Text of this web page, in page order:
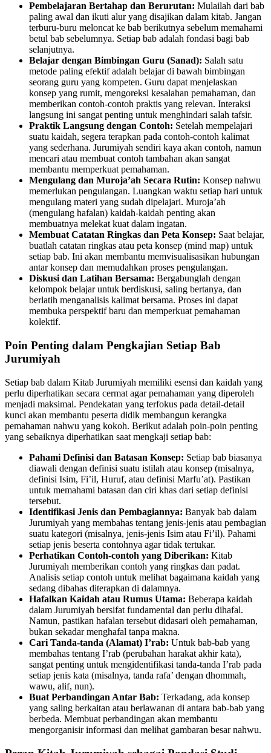
Pembelajaran Bertahap dan Berurutan: Mulailah dari bab
paling awal dan ikuti alur yang disajikan dalam kitab. Jangan
terburu-buru meloncat ke bab berikutnya sebelum memahami
betul bab sebelumnya. Setiap bab adalah fondasi bagi bab
selanjutnya.
Belajar dengan Bimbingan Guru (Sanad): Salah satu
metode paling efektif adalah belajar di bawah bimbingan
seorang guru yang kompeten. Guru dapat menjelaskan
konsep yang rumit, mengoreksi kesalahan pemahaman, dan
memberikan contoh-contoh praktis yang relevan. Interaksi
langsung ini sangat penting untuk menghindari salah tafsir.
Praktik Langsung dengan Contoh: Setelah mempelajari
suatu kaidah, segera terapkan pada contoh-contoh kalimat
yang sederhana. Jurumiyah sendiri kaya akan contoh, namun
mencari atau membuat contoh tambahan akan sangat
membantu memperkuat pemahaman.
Mengulang dan Muroja’ah Secara Rutin: Konsep nahwu
memerlukan pengulangan. Luangkan waktu setiap hari untuk
mengulang materi yang sudah dipelajari. Muroja’ah
(mengulang hafalan) kaidah-kaidah penting akan
membuatnya melekat kuat dalam ingatan.
Membuat Catatan Ringkas dan Peta Konsep: Saat belajar,
buatlah catatan ringkas atau peta konsep (mind map) untuk
setiap bab. Ini akan membantu memvisualisasikan hubungan
antar konsep dan memudahkan proses pengulangan.
Diskusi dan Latihan Bersama: Bergabunglah dengan
kelompok belajar untuk berdiskusi, saling bertanya, dan
berlatih menganalisis kalimat bersama. Proses ini dapat
membuka perspektif baru dan memperkuat pemahaman
kolektif.
Poin Penting dalam Pengkajian Setiap Bab
Jurumiyah
Setiap bab dalam Kitab Jurumiyah memiliki esensi dan kaidah yang
perlu diperhatikan secara cermat agar pemahaman yang diperoleh
menjadi maksimal. Pendekatan yang terfokus pada detail-detail
kunci akan membantu peserta didik membangun kerangka
pemahaman nahwu yang kokoh. Berikut adalah poin-poin penting
yang sebaiknya diperhatikan saat mengkaji setiap bab:
Pahami Definisi dan Batasan Konsep: Setiap bab biasanya
diawali dengan definisi suatu istilah atau konsep (misalnya,
definisi Isim, Fi’il, Huruf, atau definisi Marfu’at). Pastikan
untuk memahami batasan dan ciri khas dari setiap definisi
tersebut.
Identifikasi Jenis dan Pembagiannya: Banyak bab dalam
Jurumiyah yang membahas tentang jenis-jenis atau pembagian
suatu kategori (misalnya, jenis-jenis Isim atau Fi’il). Pahami
setiap jenis beserta contohnya agar tidak tertukar.
Perhatikan Contoh-contoh yang Diberikan: Kitab
Jurumiyah memberikan contoh yang ringkas dan padat.
Analisis setiap contoh untuk melihat bagaimana kaidah yang
sedang dibahas diterapkan di dalamnya.
Hafalkan Kaidah atau Rumus Utama: Beberapa kaidah
dalam Jurumiyah bersifat fundamental dan perlu dihafal.
Namun, pastikan hafalan tersebut didasari oleh pemahaman,
bukan sekadar menghafal tanpa makna.
Cari Tanda-tanda (Alamat) I’rab: Untuk bab-bab yang
membahas tentang I’rab (perubahan harakat akhir kata),
sangat penting untuk mengidentifikasi tanda-tanda I’rab pada
setiap jenis kata (misalnya, tanda rafa’ dengan dhommah,
wawu, alif, nun).
Buat Perbandingan Antar Bab: Terkadang, ada konsep
yang saling berkaitan atau berlawanan di antara bab-bab yang
berbeda. Membuat perbandingan akan membantu
mengorganisir informasi dan melihat gambaran besar nahwu.